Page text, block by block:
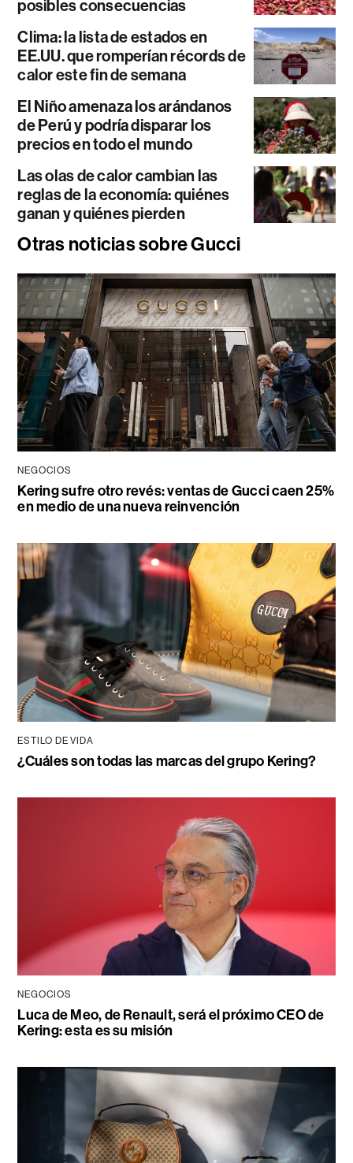
posibles consecuencias
Clima: la lista de estados en
EE.UU. que romperían récords de
calor este fin de semana
El Niño amenaza los arándanos
de Perú y podría disparar los
precios en todo el mundo
Las olas de calor cambian las
reglas de la economía: quiénes
ganan y quiénes pierden
Otras noticias sobre Gucci
NEGOCIOS
Kering sufre otro revés: ventas de Gucci caen 25%
en medio de una nueva reinvención
ESTILO DE VIDA
¿Cuáles son todas las marcas del grupo Kering?
NEGOCIOS
Luca de Meo, de Renault, será el próximo CEO de
Kering: esta es su misión